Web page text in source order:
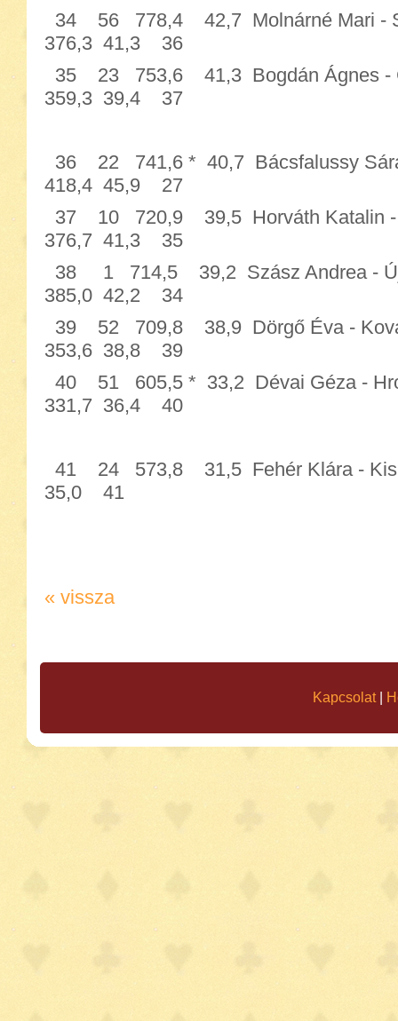
34 56 778,4 42,7 Molnárné
376,3 41,3 36
35 23 753,6 41,3 Bogdán
359,3 39,4 37
36 22 741,6 * 40,7 Bácsfalussy
418,4 45,9 27
37 10 720,9 39,5 Horváth Katalin
376,7 41,3 35
38 1 714,5 39,2 Szász Andrea
385,0 42,2 34
39 52 709,8 38,9 Dörgő Éva -
353,6 38,8 39
40 51 605,5 * 33,2 Dévai Géza
331,7 36,4 40
41 24 573,8 31,5 Fehér Klára
35,0 41
« vissza
Kapcsolat|